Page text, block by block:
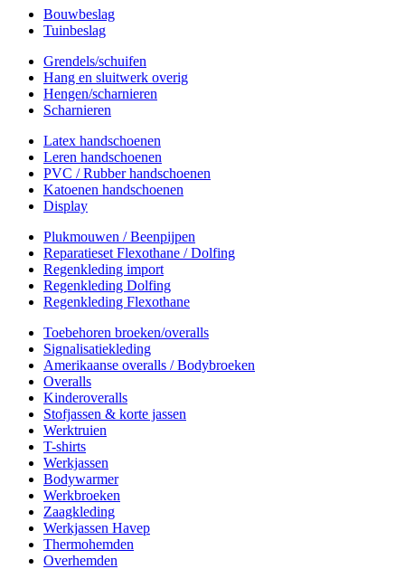
Bouwbeslag
Tuinbeslag
Grendels/schuifen
Hang en sluitwerk overig
Hengen/scharnieren
Scharnieren
Latex handschoenen
Leren handschoenen
PVC / Rubber handschoenen
Katoenen handschoenen
Display
Plukmouwen / Beenpijpen
Reparatieset Flexothane / Dolfing
Regenkleding import
Regenkleding Dolfing
Regenkleding Flexothane
Toebehoren broeken/overalls
Signalisatiekleding
Amerikaanse overalls / Bodybroeken
Overalls
Kinderoveralls
Stofjassen & korte jassen
Werktruien
T-shirts
Werkjassen
Bodywarmer
Werkbroeken
Zaagkleding
Werkjassen Havep
Thermohemden
Overhemden